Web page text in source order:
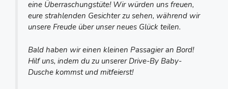
eine Überraschungstüte! Wir würden uns freuen,
eure strahlenden Gesichter zu sehen, während wir
unsere Freude über unser neues Glück teilen.
Bald haben wir einen kleinen Passagier an Bord!
Hilf uns, indem du zu unserer Drive-By Baby-
Dusche kommst und mitfeierst!